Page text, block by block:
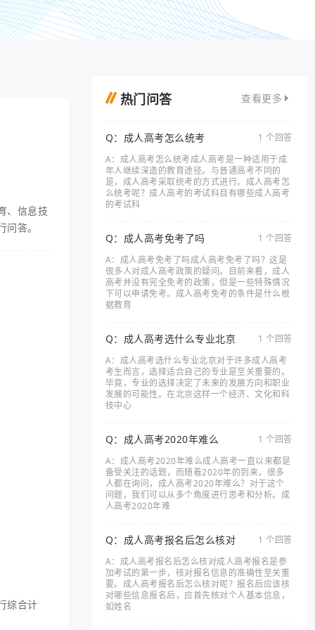
、信息技
答。
综合计
热门问答 查看更多
Q：成人高考怎么统考
1 个回答
A：成人高考怎么统考成人高考是一种适用于成
年人继续深造的教育途径。与普通高考不同的
是，成人高考采取统考的方式进行。成人高考怎
么统考呢？成人高考的考试科目有哪些成人高考
的考试科
Q：成人高考免考了吗
1 个回答
A：成人高考免考了吗成人高考免考了吗？这是
很多人对成人高考政策的疑问。目前来看，成人
高考并没有完全免考的政策，但是一些特殊情况
下可以申请免考。成人高考免考的条件是什么根
据教育
Q：成人高考选什么专业北京
1 个回答
A：成人高考选什么专业北京对于许多成人高考
考生而言，选择适合自己的专业是至关重要的。
毕竟，专业的选择决定了未来的发展方向和职业
发展的可能性。在北京这样一个经济、文化和科
技中心
Q：成人高考2020年难么
1 个回答
A：成人高考2020年难么成人高考一直以来都是
备受关注的话题，而随着2020年的到来，很多
人都在询问，成人高考2020年难么？对于这个
问题，我们可以从多个角度进行思考和分析。成
人高考2020年难
Q：成人高考报名后怎么核对
1 个回答
A：成人高考报名后怎么核对成人高考报名是参
加考试的第一步，核对报名信息的准确性至关重
要。成人高考报名后怎么核对呢？报名后应该核
对哪些信息报名后，应首先核对个人基本信息，
如姓名